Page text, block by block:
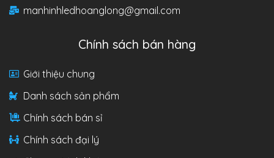
manhinhledhoanglong@gmail.com
Chính sách bán hàng
Giới thiệu chung
Danh sách sản phẩm
Chính sách bán sỉ
Chính sách đại lý